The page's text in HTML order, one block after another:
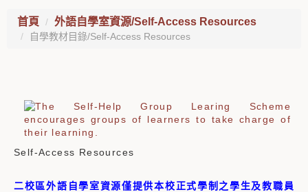
首頁 外語自學室資源/Self-Access Resources
自學教材目錄/Self-Access Resources
Self-Access Resources
二校區外語自學室資源僅提供本校正式學制之學生及教職員